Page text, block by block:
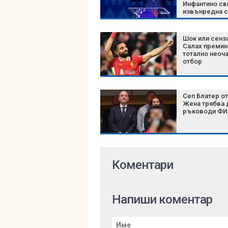
Инфантино
извънредна
на върха на
Шок или
Салах
тотално
отбор
Сеп Блатер
Жена трябва
ръководи
Коментари
Напиши коментар